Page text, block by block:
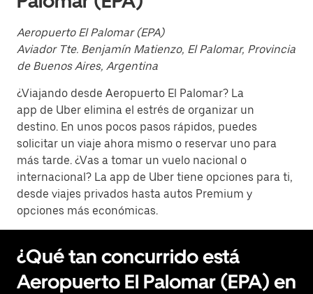
Aeropuerto El Palomar (EPA)
Aviador Tte. Benjamín Matienzo, El Palomar, Provincia
de Buenos Aires, Argentina
¿Viajando desde Aeropuerto El Palomar? La
app de Uber elimina el estrés de organizar un
destino. En unos pocos pasos rápidos, puedes
solicitar un viaje ahora mismo o reservar uno para
más tarde. ¿Vas a tomar un vuelo nacional o
internacional? La app de Uber tiene opciones para ti,
desde viajes privados hasta autos Premium y
opciones más económicas.
¿Qué tan concurrido está
Aeropuerto El Palomar (EPA) en